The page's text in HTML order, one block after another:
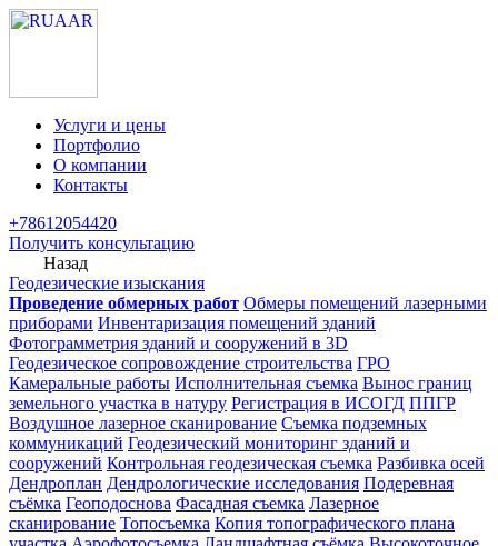
Услуги и цены
Портфолио
О компании
Контакты
+78612054420
Получить консультацию
Назад
Геодезические изыскания
Проведение обмерных работ Обмеры помещений лазерными
приборами Инвентаризация помещений зданий
Фотограмметрия зданий и сооружений в 3D
Геодезическое сопровождение строительства ГРО
Камеральные работы Исполнительная съемка Вынос границ
земельного участка в натуру Регистрация в ИСОГД ППГР
Воздушное лазерное сканирование Съемка подземных
коммуникаций Геодезический мониторинг зданий и
сооружений Контрольная геодезическая съемка Разбивка осей
Дендроплан Дендрологические исследования Подеревная
съёмка Геоподоснова Фасадная съемка Лазерное
сканирование Топосъемка Копия топографического плана